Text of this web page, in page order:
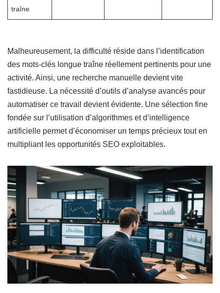
traîne
Malheureusement, la difficulté réside dans l’identification
des mots-clés longue traîne réellement pertinents pour une
activité. Ainsi, une recherche manuelle devient vite
fastidieuse. La nécessité d’outils d’analyse avancés pour
automatiser ce travail devient évidente. Une sélection fine
fondée sur l’utilisation d’algorithmes et d’intelligence
artificielle permet d’économiser un temps précieux tout en
multipliant les opportunités SEO exploitables.